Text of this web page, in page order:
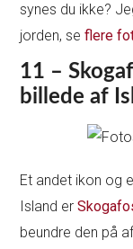
synes du ikke?
jorden, seflere
11 –
billede af
Et andet ikon og
Island er
beundre den på